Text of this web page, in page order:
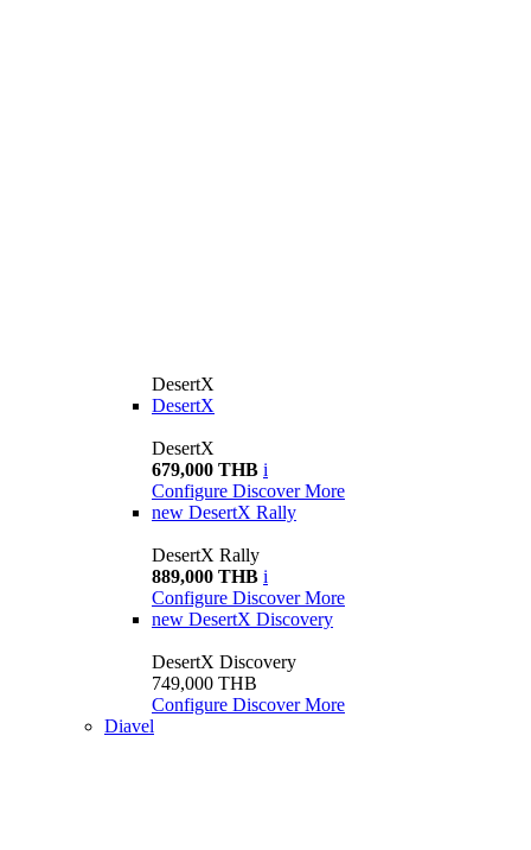
DesertX
DesertX
DesertX
679,000 THB i
Configure Discover More
new DesertX Rally
DesertX Rally
889,000 THB i
Configure Discover More
new DesertX Discovery
DesertX Discovery
749,000 THB
Configure Discover More
Diavel